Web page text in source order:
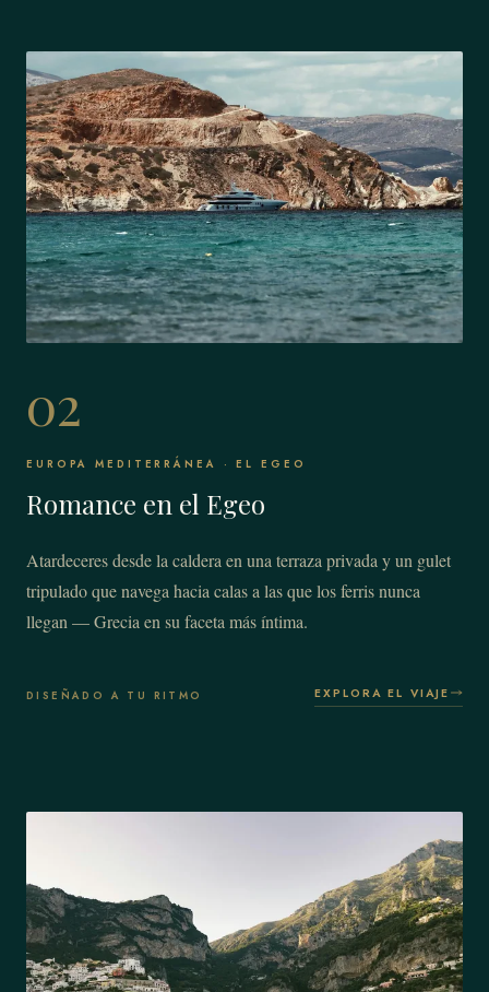
02
EUROPA MEDITERRÁNEA · EL EGEO
Romance en el Egeo
Atardeceres desde la caldera en una terraza privada y un gulet
tripulado que navega hacia calas a las que los ferris nunca
llegan — Grecia en su faceta más íntima.
DISEÑADO A TU RITMO EXPLORA EL VIAJE